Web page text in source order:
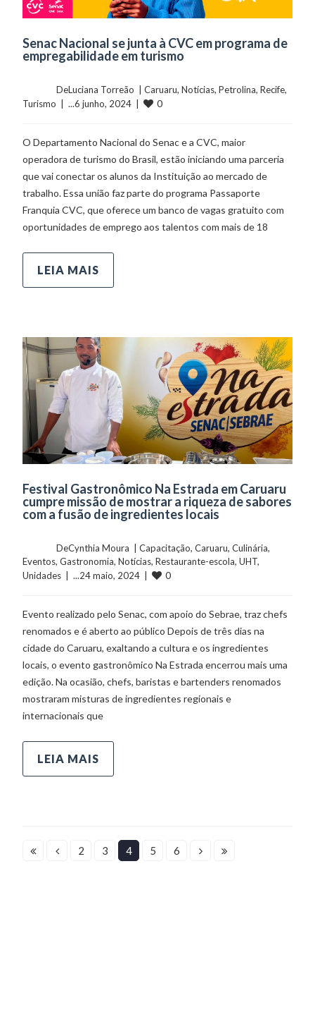
Senac Nacional se junta à CVC em programa de
empregabilidade em turismo
	    	DeLuciana Torreão  |
Caruaru, Notícias, Petrolina, Recife
Turismo
  |  ...6 junho, 2024  |
0
O Departamento Nacional do Senac e a CVC, maior
operadora de turismo do Brasil, estão iniciando uma parceria
que vai conectar os alunos da Instituição ao mercado de
trabalho. Essa união faz parte do programa Passaporte
Franquia CVC, que oferece um banco de vagas gratuito com
oportunidades de emprego aos talentos com mais de 18
LEIA MAIS
Festival Gastronômico Na Estrada em Caruaru
cumpre missão de mostrar a riqueza de sabores
com a fusão de ingredientes locais
	    	DeCynthia Moura  |
Capacitação, Caruaru, Culinária
Eventos, Gastronomia, Notícias, Restaurante-escola, UHT
Unidades
  |  ...24 maio, 2024  |
0
Evento realizado pelo Senac, com apoio do Sebrae, traz chefs
renomados e é aberto ao público Depois de três dias na
cidade do Caruaru, exaltando a cultura e os ingredientes
locais, o evento gastronômico Na Estrada encerrou mais uma
edição. Na ocasião, chefs, baristas e bartenders renomados
mostraram misturas de ingredientes regionais e
internacionais que
LEIA MAIS
2 3 4 5 6